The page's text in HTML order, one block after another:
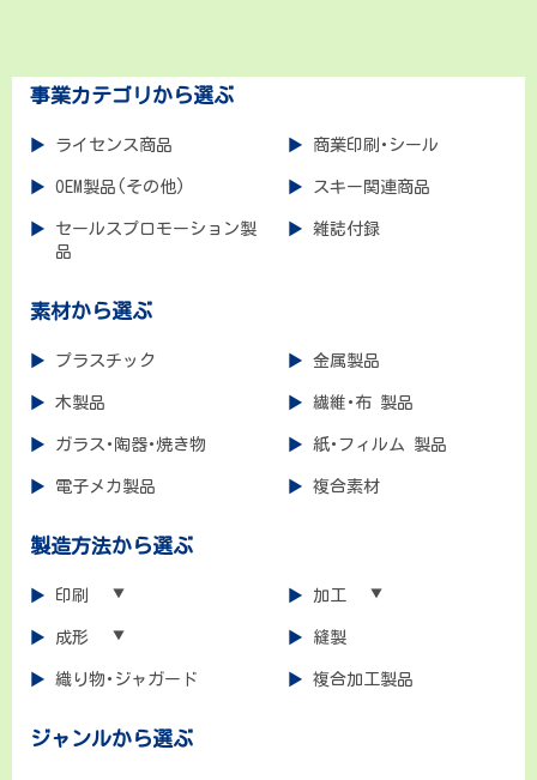
ゲ
ー
シ
ョ
事業カテゴリから選ぶ
ライセンス商品 商業印刷･シール
OEM製品(その他) スキー関連商品
セールスプロモーション製
品
雑誌付録
素材から選ぶ
プラスチック 金属製品
木製品 繊維･布 製品
ガラス･陶器･焼き物 紙･フィルム 製品
電子メカ製品 複合素材
製造方法から選ぶ
印刷 加工
成形 縫製
織り物･ジャガード 複合加工製品
ジャンルから選ぶ